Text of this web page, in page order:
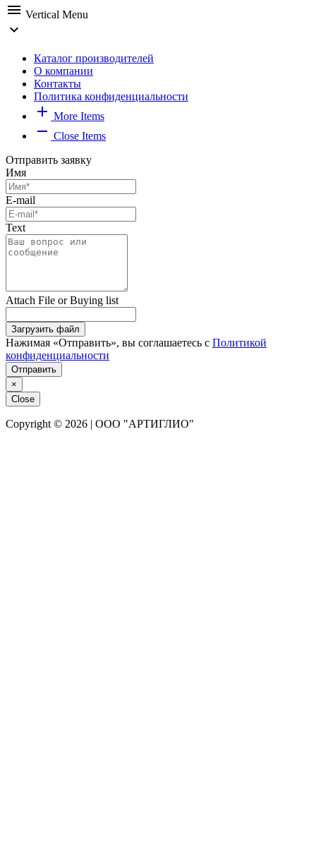
menu Vertical Menu
expand_more
Каталог производителей
О компании
Контакты
Политика конфиденциальности
add More Items
remove Close Items
Отправить заявку
Имя
E-mail
Text
Attach File or Buying list
Загрузить файл
Нажимая «Отправить», вы соглашаетесь с Политикой
конфиденциальности
Отправить
×
Close
Copyright © 2026 | ООО "АРТИГЛИО"